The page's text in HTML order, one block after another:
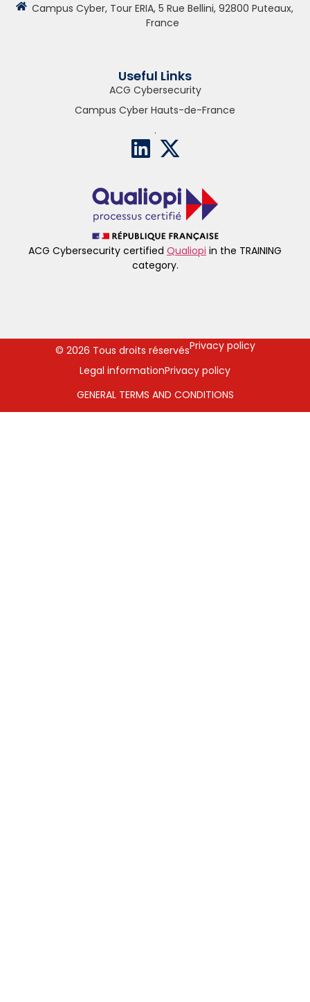
ACG Cybersecurity certified Qualiopi in the TRAINING
category.
Useful Links
ACG Cybersecurity
Campus Cyber Hauts-de-France
.
Campus Cyber, Tour ERIA, 5 Rue Bellini, 92800 Puteaux,
France
© 2026 Tous droits réservés
GENERAL TERMS AND CONDITIONS
Privacy policy
Legal informationPrivacy policy